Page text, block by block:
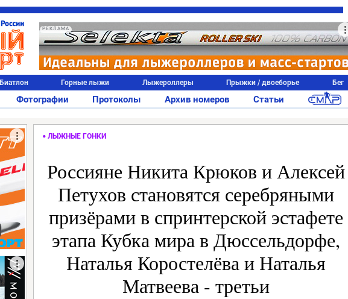
РЕКЛАМА
Биатлон Горные лыжи Лыжероллеры Прыжки / двоеборье Бег
Фотографии Протоколы Архив номеров Статьи
ЛЫЖНЫЕ ГОНКИ
Россияне Никита Крюков и Алексей
Петухов становятся серебряными
призёрами в спринтерской эстафете
этапа Кубка мира в Дюссельдорфе,
Наталья Коростелёва и Наталья
Матвеева - третьи